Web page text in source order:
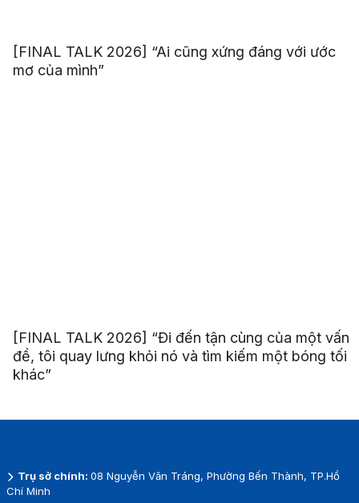
[FINAL TALK 2026] “Ai cũng xứng đáng với ước
mơ của mình”
[FINAL TALK 2026] “Đi đến tận cùng của một vấn
đề, tôi quay lưng khỏi nó và tìm kiếm một bóng tối
khác”
Trụ sở chính: 08 Nguyễn Văn Tráng, Phường Bến Thành, TP.Hồ
Chí Minh